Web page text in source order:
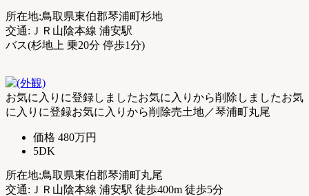
所在地:鳥取県東伯郡琴浦町杉地
交通:ＪＲ山陰本線 浦安駅
バス(杉地上 乗20分 停歩1分)
お気に入りに登録しましたお気に入りから削除しましたお気
に入りに登録お気に入りから削除売土地／琴浦町丸尾
価格 480万円
5DK
所在地:鳥取県東伯郡琴浦町丸尾
交通:ＪＲ山陰本線 浦安駅 徒歩400m 徒歩5分